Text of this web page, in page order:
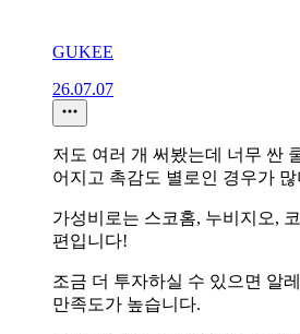
GUKEE
26.07.07
저도 여러 개 써봤는데 너무 싼
어지고 촉감도 별로인 경우가
가성비로는 스코홈, 누비지오,
편입니다!
조금 더 투자하실 수 있으면 알
만족도가 높습니다.